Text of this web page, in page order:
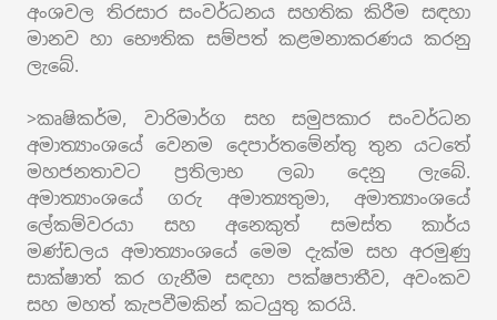
අංශවල තිරසාර සංවර්ධනය සහතික කිරීම සඳහා
මානව හා භෞතික සම්පත් කළමනාකරණය කරනු
ලැබේ.
>කෘෂිකර්ම, වාරිමාර්ග සහ සමුපකාර සංවර්ධන
අමාත්‍යාංශයේ වෙනම දෙපාර්තමේන්තු තුන යටතේ
මහජනතාවට ප්‍රතිලාභ ලබා දෙනු ලැබේ.
අමාත්‍යාංශයේ ගරු අමාත්‍යතුමා, අමාත්‍යාංශයේ
ලේකම්වරයා සහ අනෙකුත් සමස්ත කාර්ය
මණ්ඩලය අමාත්‍යාංශයේ මෙම දැක්ම සහ අරමුණු
සාක්ෂාත් කර ගැනීම සඳහා පක්ෂපාතීව, අවංකව
සහ මහත් කැපවීමකින් කටයුතු කරයි.